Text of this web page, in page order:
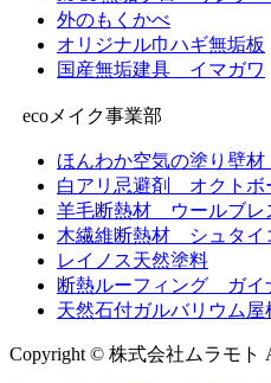
外のもくかべ
オリジナル巾ハギ無垢板
国産無垢建具 イマガワ
ecoメイク事業部
ほんわか空気の塗り壁
白アリ忌避剤 オクトボ
羊毛断熱材 ウールブレ
木繊維断熱材 シュタイ
レイノス天然塗料
断熱ルーフィング ガイ
天然石付ガルバリウム
Copyright © 株式会社ムラモト